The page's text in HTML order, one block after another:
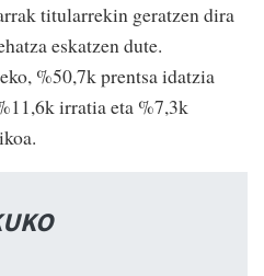
titularrekin geratzen dira
eskatzen dute.
%50,7k prentsa idatzia
irratia eta %7,3k